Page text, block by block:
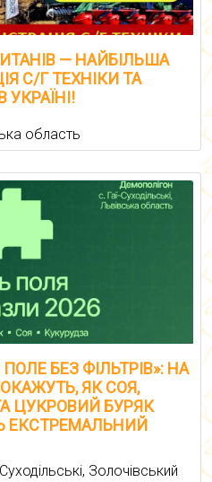
— НАЙБІЛЬША
С/Г ТЕХНІКИ ТА
УКРАЇНІ!
область
БЕЗ ФІЛЬТРІВ»: НА
ЯК СОЯ,
ЦУКРОВИЙ БУРЯК
ЕКСТРЕМАЛЬНИЙ
Золочівський